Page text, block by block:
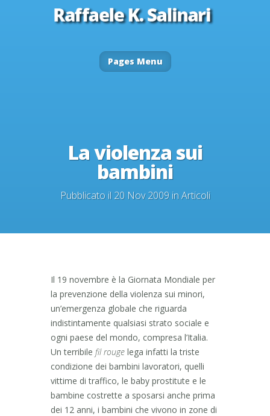
Pages Menu
La violenza sui
bambini
Pubblicato il 20 Nov 2009 inArticoli
Il 19 novembre è la Giornata Mondiale per
la prevenzione della violenza sui minori,
un’emergenza globale che riguarda
indistintamente qualsiasi strato sociale e
ogni paese del mondo, compresa l’Italia.
Un terribile fil rouge lega infatti la triste
condizione dei bambini lavoratori, quelli
vittime di traffico, le baby prostitute e le
bambine costrette a sposarsi anche prima
dei 12 anni, i bambini che vivono in zone di